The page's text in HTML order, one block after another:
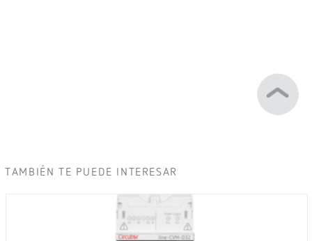
TAMBIÉN TE PUEDE INTERESAR